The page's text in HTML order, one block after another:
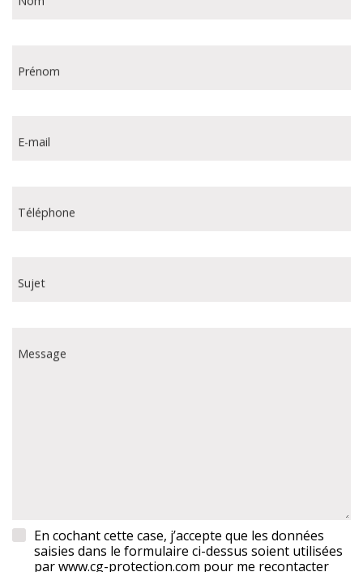
Prénom
E-mail
Téléphone
Sujet
Message
En cochant cette case, j’accepte que les données
saisies dans le formulaire ci-dessus soient utilisées
par www.cg-protection.com pour me recontacter